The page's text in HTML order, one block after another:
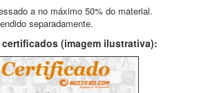
a no máximo 50% do material.
separadamente.
(imagem ilustrativa):